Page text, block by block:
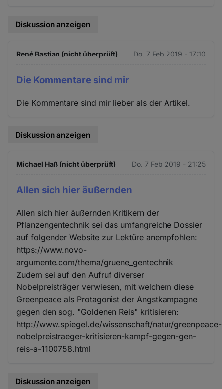
Diskussion anzeigen
René Bastian (nicht überprüft) Do. 7 Feb 2019 - 17:10
Die Kommentare sind mir
Die Kommentare sind mir lieber als der Artikel.
Diskussion anzeigen
Michael Haß (nicht überprüft) Do. 7 Feb 2019 - 21:25
Allen sich hier äußernden
Allen sich hier äußernden Kritikern der
Pflanzengentechnik sei das umfangreiche Dossier
auf folgender Website zur Lektüre anempfohlen:
https://www.novo-
argumente.com/thema/gruene_gentechnik
Zudem sei auf den Aufruf diverser
Nobelpreisträger verwiesen, mit welchem diese
Greenpeace als Protagonist der Angstkampagne
gegen den sog. "Goldenen Reis" kritisieren:
http://www.spiegel.de/wissenschaft/natur/greenpeace-
nobelpreistraeger-kritisieren-kampf-gegen-gen-
reis-a-1100758.html
Diskussion anzeigen